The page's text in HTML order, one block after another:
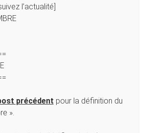
l’actualité]
précédent pour la définition du
».